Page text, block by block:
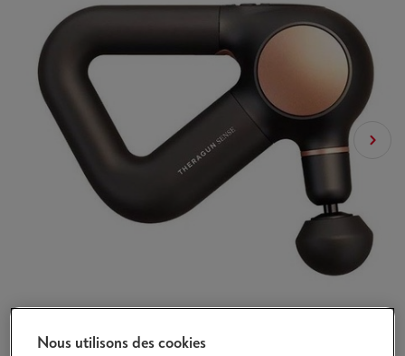
Nous utilisons des cookies